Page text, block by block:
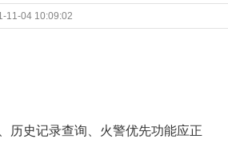
11-04 10:09:02
史记录查询、火警优先功能应正